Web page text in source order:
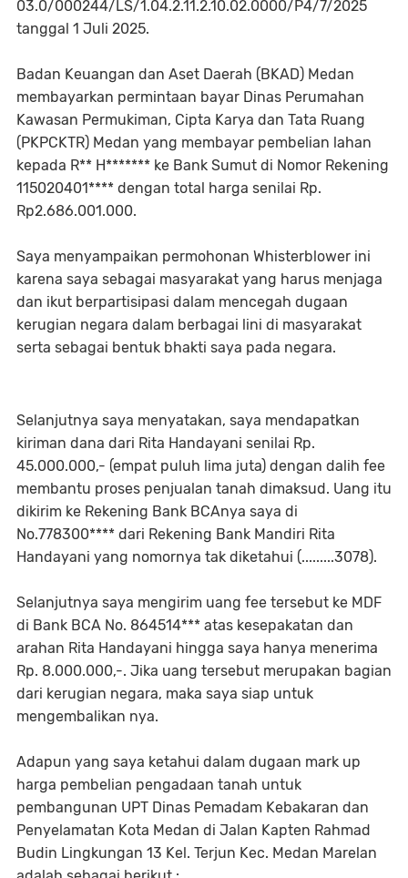
03.0/000244/LS/1.04.2.11.2.10.02.0000/P4/7/2025
tanggal 1 Juli 2025.
Badan Keuangan dan Aset Daerah (BKAD) Medan
membayarkan permintaan bayar Dinas Perumahan
Kawasan Permukiman, Cipta Karya dan Tata Ruang
(PKPCKTR) Medan yang membayar pembelian lahan
kepada R** H******* ke Bank Sumut di Nomor Rekening
115020401**** dengan total harga senilai Rp.
Rp2.686.001.000.
Saya menyampaikan permohonan Whisterblower ini
karena saya sebagai masyarakat yang harus menjaga
dan ikut berpartisipasi dalam mencegah dugaan
kerugian negara dalam berbagai lini di masyarakat
serta sebagai bentuk bhakti saya pada negara.
Selanjutnya saya menyatakan, saya mendapatkan
kiriman dana dari Rita Handayani senilai Rp.
45.000.000,- (empat puluh lima juta) dengan dalih fee
membantu proses penjualan tanah dimaksud. Uang itu
dikirim ke Rekening Bank BCAnya saya di
No.778300**** dari Rekening Bank Mandiri Rita
Handayani yang nomornya tak diketahui (.........3078).
Selanjutnya saya mengirim uang fee tersebut ke MDF
di Bank BCA No. 864514*** atas kesepakatan dan
arahan Rita Handayani hingga saya hanya menerima
Rp. 8.000.000,-. Jika uang tersebut merupakan bagian
dari kerugian negara, maka saya siap untuk
mengembalikan nya.
Adapun yang saya ketahui dalam dugaan mark up
harga pembelian pengadaan tanah untuk
pembangunan UPT Dinas Pemadam Kebakaran dan
Penyelamatan Kota Medan di Jalan Kapten Rahmad
Budin Lingkungan 13 Kel. Terjun Kec. Medan Marelan